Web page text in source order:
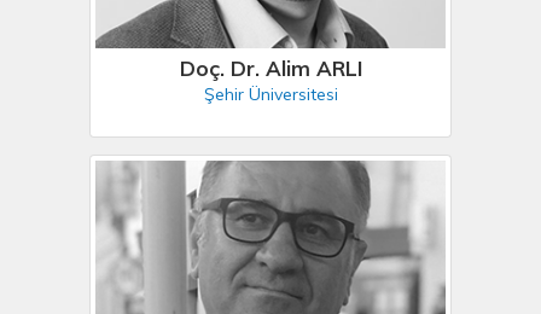
Doç. Dr. Alim ARLI
Şehir Üniversitesi